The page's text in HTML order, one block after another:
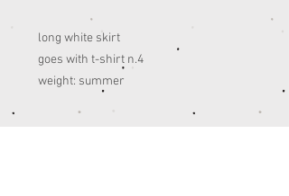
long white skirt
goes with t-shirt n.4
weight: summer